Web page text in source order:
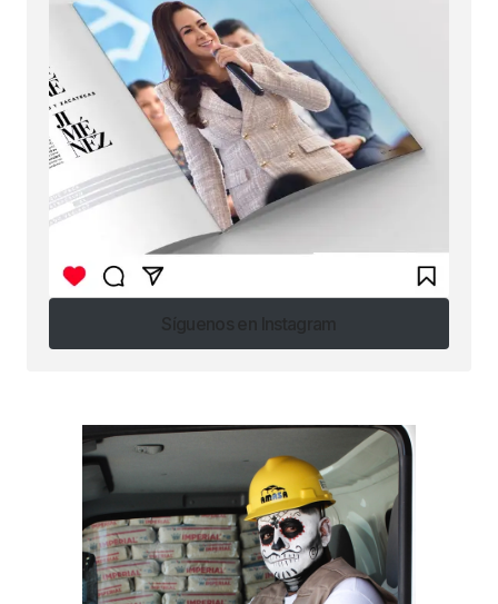
Síguenos en Instagram